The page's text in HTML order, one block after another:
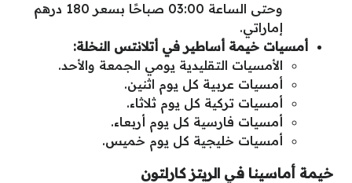
وحتى الساعة 03:00 صباحًا بسعر 180 درهم
إماراتي.
أمسيات خيمة أساطير في أتلانتس النخلة:
الأمسيات التقليدية يومي الجمعة والأحد.
أمسيات عربية كل يوم اثنين.
أمسيات تركية كل يوم ثلاثاء.
أمسيات فارسية كل يوم أربعاء.
أمسيات خليجية كل يوم خميس.
خيمة أماسينا في الريتز كارلتون